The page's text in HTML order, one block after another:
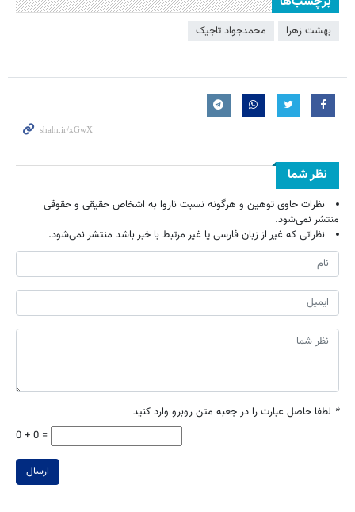
بهشت زهرا محمدجواد تاجیک
نظر شما
نظرات حاوی توهین و هرگونه نسبت ناروا به اشخاص حقیقی و حقوقی
منتشر نمی‌شود.
نظراتی که غیر از زبان فارسی یا غیر مرتبط با خبر باشد منتشر نمی‌شود.
* لطفا حاصل عبارت را در جعبه متن روبرو وارد کنید
0 + 0 =
ارسال